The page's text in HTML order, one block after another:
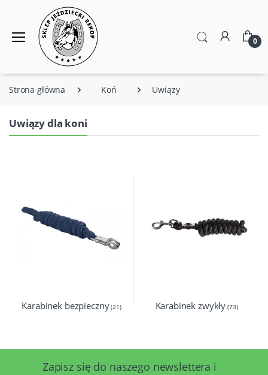
0
Strona główna Koń Uwiązy
Uwiązy dla koni
Karabinek bezpieczny (21) Karabinek zwykły (73)
Zapisz się do naszego newslettera i